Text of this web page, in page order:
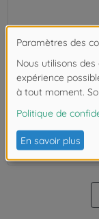
Liechtenstein
Royaume-Uni